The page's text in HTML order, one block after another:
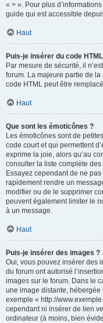
« > ». Pour plus
guide qui est accessible
Haut
Puis-je insérer du code
Par mesure de sécurité, il
forum. La majeure partie de
code HTML peut être
Haut
Que sont les émoticônes ?
Les émoticônes sont de
code court et qui permettent
exprime la joie, alors qu’au
consulter la liste complète
Essayez cependant de ne
rapidement rendre un
modifier ou de le supprimer
peuvent également limiter le
à un message.
Haut
Puis-je insérer des images ?
Oui, vous pouvez insérer des
du forum ont autorisé
images sur le forum. Dans le
une image distante,
exemple « http://
cependant ni insérer de lien
ordinateur (à moins, bien